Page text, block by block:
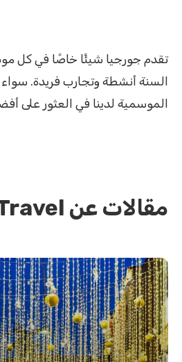
تقدم جورجيا شيئًا خاصًا في كل
السنة أنشطة وتجارب فريدة.
الموسمية لدينا في العثور على
مقالات عن Seasonal Travel